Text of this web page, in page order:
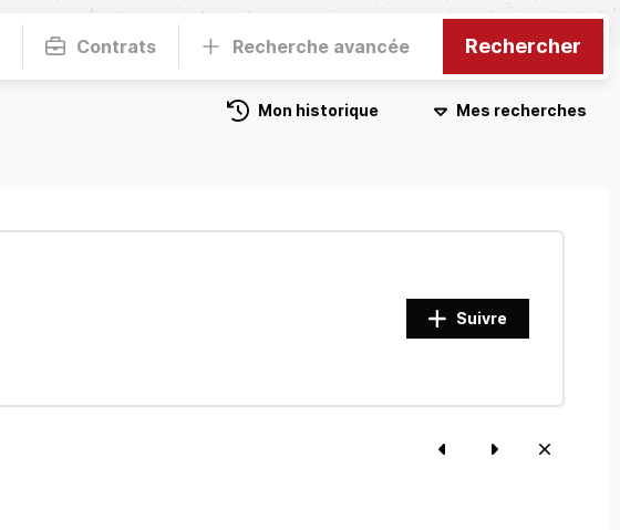
Contrats Recherche avancée Rechercher
Mon historique Mes recherches
Suivre